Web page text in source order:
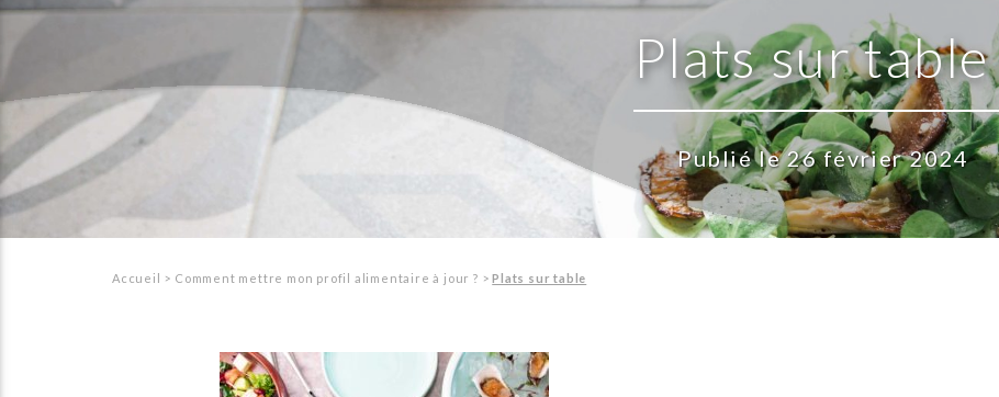
Plats sur table
Publié le 26 février 2024
Accueil > Comment mettre mon profil alimentaire à jour ? >Plats sur table